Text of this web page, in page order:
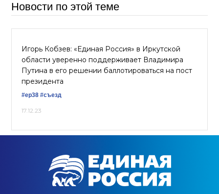
Новости по этой теме
Игорь Кобзев: «Единая Россия» в Иркутской
области уверенно поддерживает Владимира
Путина в его решении баллотироваться на пост
президента
#ер38 #съезд
17.12.23